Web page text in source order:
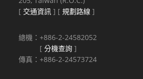
[ 交通資訊 ] [規劃路線 ]
總機：+886-2-24582052
[分機查詢 ]
傳真：+886-2-24573724